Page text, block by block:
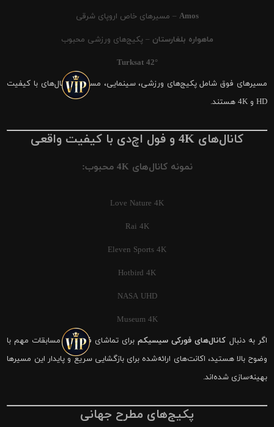
Amos – مسیرهای خاص اروپای شرقی
ماهواره بلغارستان – پکیج‌های ورزشی محبوب
Turksat 42°
مسیرهای فوق شامل پکیج‌های ورزشی، سینمایی، مستند و کانال‌های با کیفیت
HD و 4K هستند.
کانال‌های 4K و فول اچ‌دی با کیفیت واقعی
نمونه کانال‌های 4K محبوب:
Love Nature 4K
Rai 4K
Eleven Sports 4K
Hotbird 4K
NASA UHD
Museum 4K
اگر به دنبال کانال‌های فورکی سیسیکمبرای تماشای فوتبال و مسابقات مهم با
وضوح بالا هستید، اکانت‌های ارائه‌شده برای بازگشایی سریع و پایدار این مسیرها
بهینه‌سازی شده‌اند.
پکیج‌های مطرح جهانی